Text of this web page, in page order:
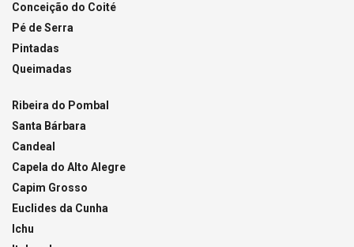
Conceição do Coité
Pé de Serra
Pintadas
Queimadas
Ribeira do Pombal
Santa Bárbara
Candeal
Capela do Alto Alegre
Capim Grosso
Euclides da Cunha
Ichu